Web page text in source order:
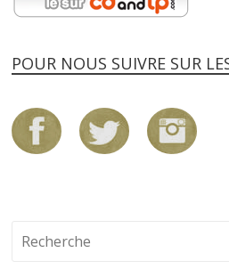
POUR NOUS SUIVRE SUR